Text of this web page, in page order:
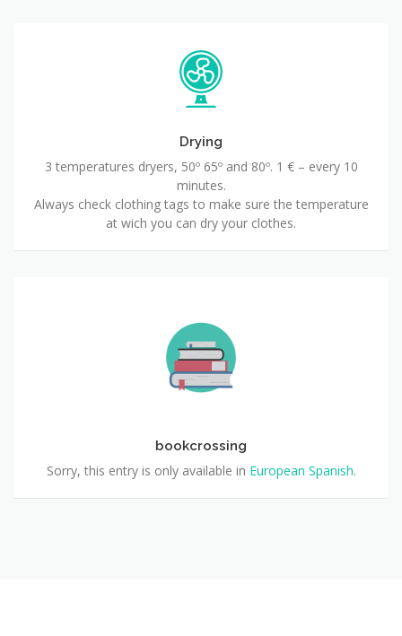
Drying
3 temperatures dryers, 50º 65º and 80º. 1 € – every 10
minutes.
Always check clothing tags to make sure the temperature
at wich you can dry your clothes.
bookcrossing
Sorry, this entry is only available in European Spanish.